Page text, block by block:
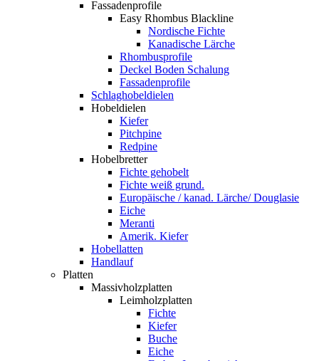
Fassadenprofile
Easy Rhombus Blackline
Nordische Fichte
Kanadische Lärche
Rhombusprofile
Deckel Boden Schalung
Fassadenprofile
Schlaghobeldielen
Hobeldielen
Kiefer
Pitchpine
Redpine
Hobelbretter
Fichte gehobelt
Fichte weiß grund.
Europäische / kanad. Lärche/ Douglasie
Eiche
Meranti
Amerik. Kiefer
Hobellatten
Handlauf
Platten
Massivholzplatten
Leimholzplatten
Fichte
Kiefer
Buche
Eiche